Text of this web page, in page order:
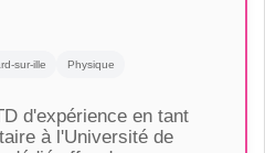
sur-ille Physique
d'expérience en tant
à l'Université de